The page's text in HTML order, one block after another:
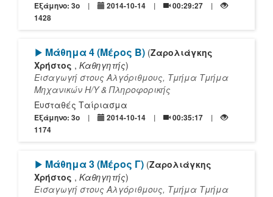
Εξάμηνο: 3o 2014-10-14
00:29:27
1428
[Play]
Μάθημα 4 (Μέρος Β) (Ζαρολιάγκης
Χρήστος , Καθηγητής)
Εισαγωγή στους Αλγόριθμους, Τμήμα Τμήμα
Mηχανικών Η/Υ & Πληροφορικής
Ευσταθές Ταίριασμα
Εξάμηνο: 3o 2014-10-14
00:35:17
1174
[Play]
Μάθημα 3 (Μέρος Γ) (Ζαρολιάγκης
Χρήστος , Καθηγητής)
Εισαγωγή στους Αλγόριθμους, Τμήμα Τμήμα